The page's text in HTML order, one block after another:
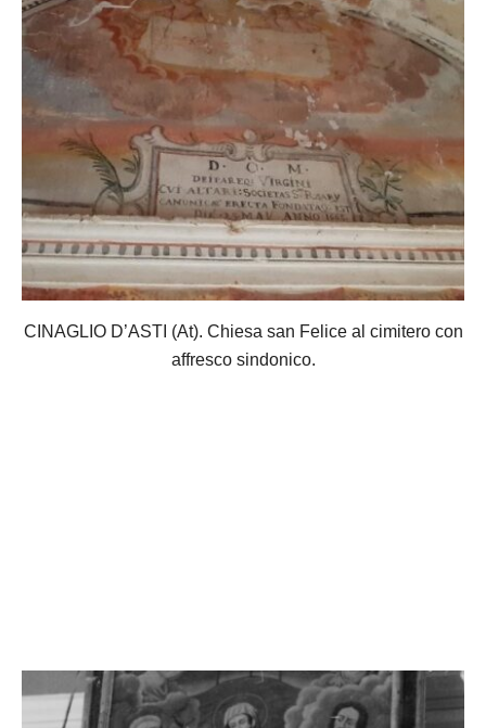
CINAGLIO D’ASTI (At). Chiesa san Felice al cimitero con
affresco sindonico.